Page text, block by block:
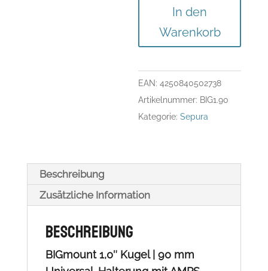
(Kopie)
Menge
In den
Warenkorb
EAN:4250840502738
Artikelnummer: BIG1.90
Kategorie:Sepura
Beschreibung
Zusätzliche Information
Beschreibung
BIGmount 1,0″ Kugel | 90 mm